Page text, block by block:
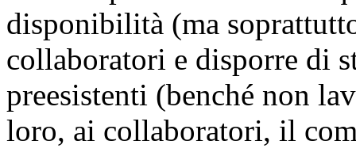
disponibilità (ma
collaboratori e disporre di
preesistenti (benché non
loro, ai collaboratori, il